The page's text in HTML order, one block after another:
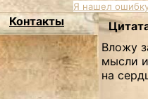
Я нашел
Контакты
Вложу
мысли
на